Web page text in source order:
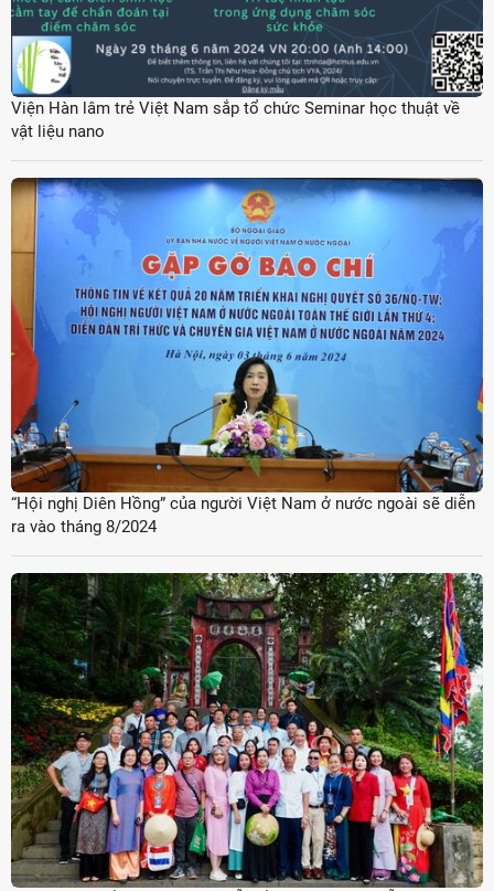
Viện Hàn lâm trẻ Việt Nam sắp tổ chức Seminar học thuật về
vật liệu nano
“Hội nghị Diên Hồng” của người Việt Nam ở nước ngoài sẽ diễn
ra vào tháng 8/2024